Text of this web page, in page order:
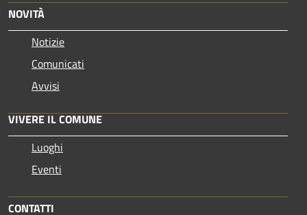
NOVITÀ
Notizie
Comunicati
Avvisi
VIVERE IL COMUNE
Luoghi
Eventi
CONTATTI